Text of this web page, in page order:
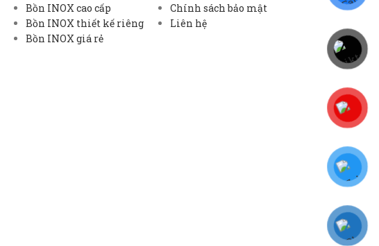
Bồn INOX cao cấp
Bồn INOX thiết kế riêng
Bồn INOX giá rẻ
Chính sách bảo mật
Liên hệ